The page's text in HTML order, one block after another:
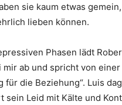
sie kaum etwas
lieben können.
Phasen lädt
mir ab und spricht von einer
für die Beziehung“. Luis
sein Leid mit Kälte und